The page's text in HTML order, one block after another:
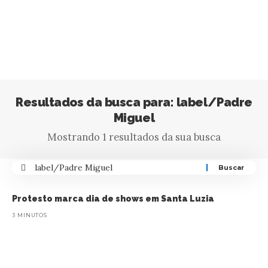
Resultados da busca para: label/Padre
Miguel
Mostrando 1 resultados da sua busca
Protesto marca dia de shows em Santa Luzia
3 MINUTOS